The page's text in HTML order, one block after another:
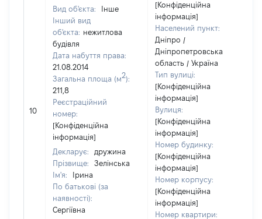
10
Вид об'єкта:
Інше
Інший вид
об'єкта: нежитлова
будівля
Дата набуття права:
21.08.2014
Загальна площа (м2):
211,8
Реєстраційний
номер:
[Конфіденційна
інформація]
Декларує:
дружина
Прізвище:
Зелінська
Ім'я:
Ірина
По батькові (за
наявності):
Сергіївна
[Конфіденційна
інформація]
Населений пункт:
Дніпро /
Дніпропетровська
область / Україна
Тип вулиці:
[Конфіденційна
інформація]
Вулиця:
[Конфіденційна
інформація]
Номер будинку:
[Конфіденційна
інформація]
Номер корпусу:
[Конфіденційна
інформація]
Номер квартири: